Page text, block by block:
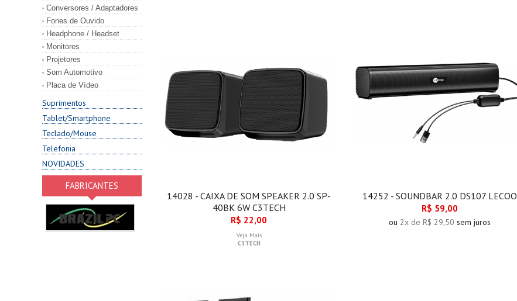
Conversores / Adaptadores
Fones de Ouvido
Headphone / Headset
Monitores
Projetores
Som Automotivo
Placa de Vídeo
Suprimentos
Tablet/Smartphone
Teclado/Mouse
Telefonia
NOVIDADES
FABRICANTES
14028 - CAIXA DE SOM SPEAKER 2.0 SP-
40BK 6W C3TECH
R$ 22,00
Veja Mais
C3TECH
14252 - SOUNDBAR 2.0 DS107 LECOO
R$ 59,00
ou 2x de R$ 29,50 sem juros